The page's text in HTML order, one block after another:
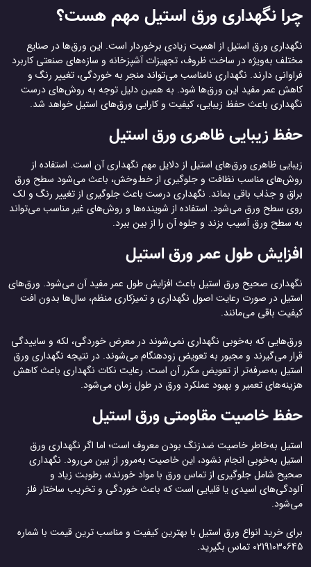
چرا نگهداری ورق استیل مهم هست؟
نگهداری ورق استیل از اهمیت زیادی برخوردار است. این ورق‌ها در صنایع
مختلف به‌ویژه در ساخت ظروف، تجهیزات آشپزخانه و سازه‌های صنعتی کاربرد
فراوانی دارند. نگهداری نامناسب می‌تواند منجر به خوردگی، تغییر رنگ و
کاهش عمر مفید این ورق‌ها شود. به همین دلیل توجه به روش‌های درست
نگهداری باعث حفظ زیبایی، کیفیت و کارایی ورق‌های استیل خواهد شد.
حفظ زیبایی ظاهری ورق استیل
زیبایی ظاهری ورق‌های استیل از دلایل مهم نگهداری آن است. استفاده از
روش‌های مناسب نظافت و جلوگیری از خط‌وخش، باعث می‌شود سطح ورق
براق و جذاب باقی بماند. نگهداری درست باعث جلوگیری از تغییر رنگ و لک
روی سطح ورق می‌شود. استفاده از شوینده‌ها و روش‌های غیر مناسب می‌تواند
به سطح ورق آسیب بزند و جلوه آن را از بین ببرد.
افزایش طول عمر ورق استیل
نگهداری صحیح ورق استیل باعث افزایش طول عمر مفید آن می‌شود. ورق‌های
استیل در صورت رعایت اصول نگهداری و تمیزکاری منظم، سال‌ها بدون افت
کیفیت باقی می‌مانند.
ورق‌هایی که به‌خوبی نگهداری نمی‌شوند در معرض خوردگی، لکه و ساییدگی
قرار می‌گیرند و مجبور به تعویض زودهنگام می‌شوند. در نتیجه نگهداری ورق
استیل به‌صرفه‌تر از تعویض مکرر آن است. رعایت نکات نگهداری باعث کاهش
هزینه‌های تعمیر و بهبود عملکرد ورق در طول زمان می‌شود.
حفظ خاصیت مقاومتی ورق استیل
استیل به‌خاطر خاصیت ضدزنگ بودن معروف است؛ اما اگر نگهداری ورق
استیل به‌خوبی انجام نشود، این خاصیت به‌مرور از بین می‌رود. نگهداری
صحیح شامل جلوگیری از تماس ورق با مواد خورنده، رطوبت زیاد و
آلودگی‌های اسیدی یا قلیایی است که باعث خوردگی و تخریب ساختار فلز
می‌شود.
برای خرید انواع ورق استیل با بهترین کیفیت و مناسب ترین قیمت با شماره
02191030645 تماس بگیرید.